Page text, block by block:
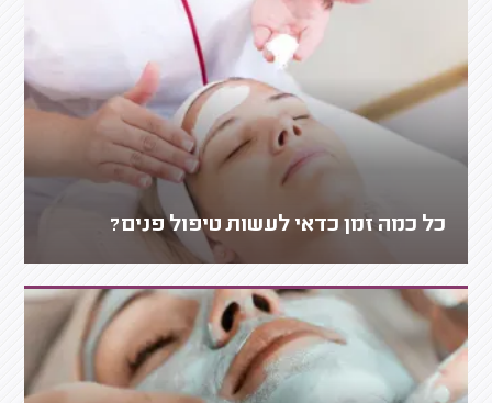
כל כמה זמן כדאי לעשות טיפול פנים?